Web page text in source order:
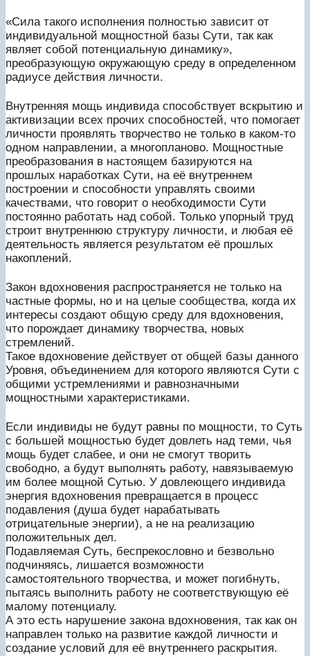
«Сила такого исполнения полностью зависит от
индивидуальной мощностной базы Сути, так как
являет собой потенциальную динамику»,
преобразующую окружающую среду в определенном
радиусе действия личности.
Внутренняя мощь индивида способствует вскрытию и
активизации всех прочих способностей, что помогает
личности проявлять творчество не только в каком-то
одном направлении, а многопланово. Мощностные
преобразования в настоящем базируются на
прошлых наработках Сути, на её внутреннем
построении и способности управлять своими
качествами, что говорит о необходимости Сути
постоянно работать над собой. Только упорный труд
строит внутреннюю структуру личности, и любая её
деятельность является результатом её прошлых
накоплений.
Закон вдохновения распространяется не только на
частные формы, но и на целые сообщества, когда их
интересы создают общую среду для вдохновения,
что порождает динамику творчества, новых
стремлений.
Такое вдохновение действует от общей базы данного
Уровня, объединением для которого являются Сути с
общими устремлениями и равнозначными
мощностными характеристиками.
Если индивиды не будут равны по мощности, то Суть
с большей мощностью будет довлеть над теми, чья
мощь будет слабее, и они не смогут творить
свободно, а будут выполнять работу, навязываемую
им более мощной Сутью. У довлеющего индивида
энергия вдохновения превращается в процесс
подавления (душа будет нарабатывать
отрицательные энергии), а не на реализацию
положительных дел.
Подавляемая Суть, беспрекословно и безвольно
подчиняясь, лишается возможности
самостоятельного творчества, и может погибнуть,
пытаясь выполнить работу не соответствующую её
малому потенциалу.
А это есть нарушение закона вдохновения, так как он
направлен только на развитие каждой личности и
создание условий для её внутреннего раскрытия.